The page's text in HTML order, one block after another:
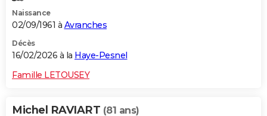
Naissance
02/09/1961 à Avranches
Décès
16/02/2026 à la Haye-Pesnel
Famille LETOUSEY
Michel RAVIART (81 ans)